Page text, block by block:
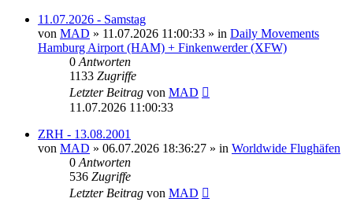
11.07.2026 - Samstag
von MAD » 11.07.2026 11:00:33 » in Daily Movements
Hamburg Airport (HAM) + Finkenwerder (XFW)
0 Antworten
1133 Zugriffe
Letzter Beitrag von MAD
11.07.2026 11:00:33
ZRH - 13.08.2001
von MAD » 06.07.2026 18:36:27 » in Worldwide Flughäfen
0 Antworten
536 Zugriffe
Letzter Beitrag von MAD